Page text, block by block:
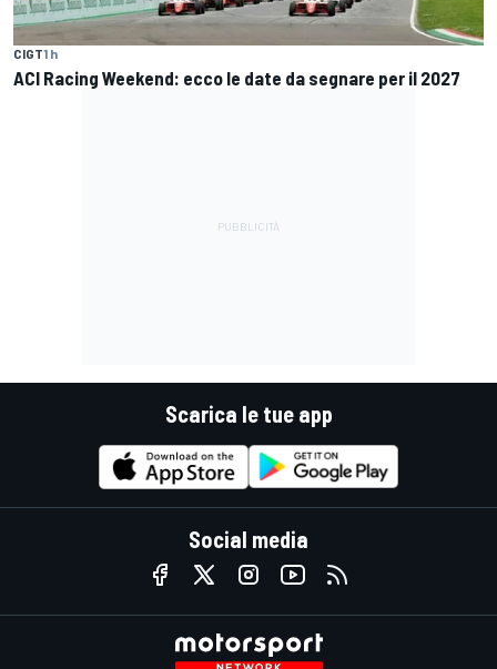
CIGT1 h
ACI Racing Weekend: ecco le date da segnare per il 2027
Scarica le tue app
Social media